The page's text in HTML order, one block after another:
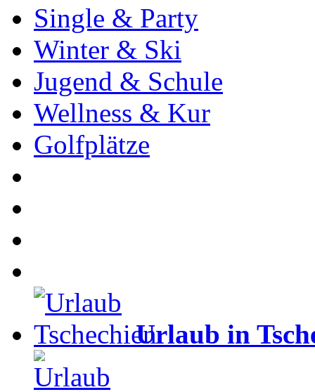
Single & Party
Winter & Ski
Jugend & Schule
Wellness & Kur
Golfplätze
Urlaub in